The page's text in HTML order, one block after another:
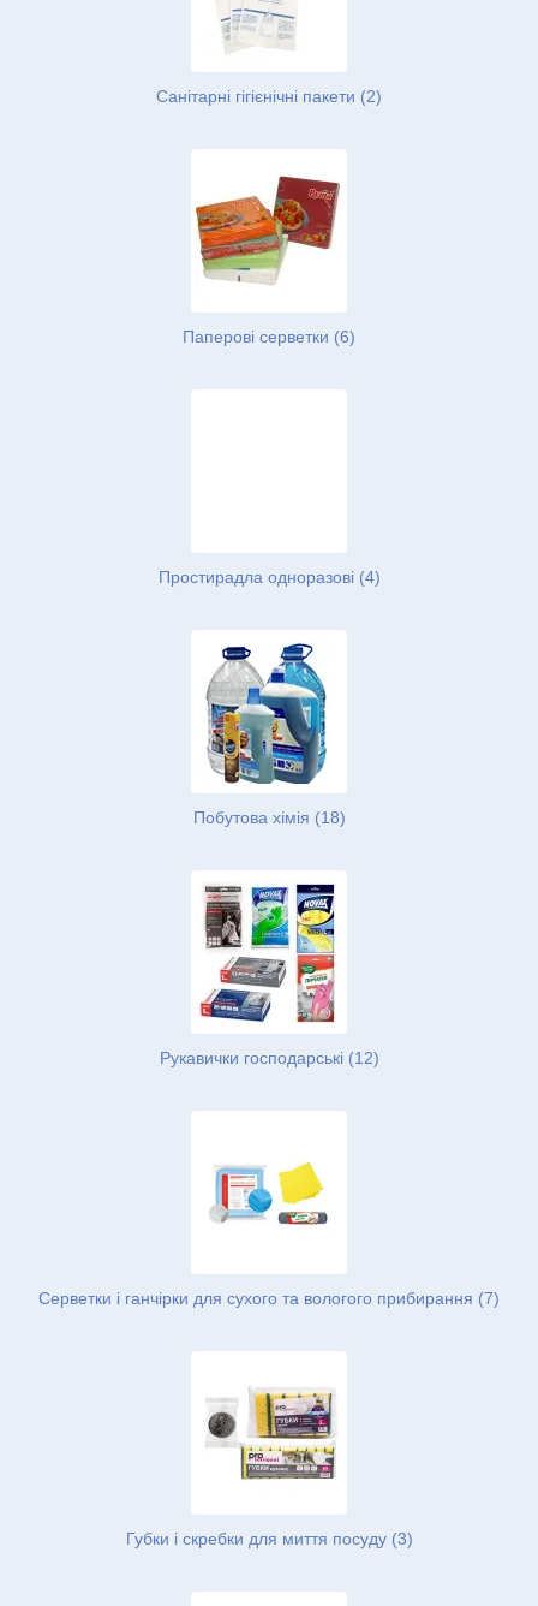
Санітарні гігієнічні пакети (2)
Паперові серветки (6)
Простирадла одноразові (4)
Побутова хімія (18)
Рукавички господарські (12)
Серветки і ганчірки для сухого та вологого прибирання (7)
Губки і скребки для миття посуду (3)